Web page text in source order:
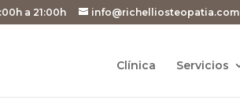
a 21:00h info@richelliosteopatia.com
Clínica Servicios